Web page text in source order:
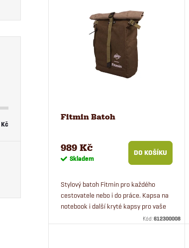
Kč
u
Fitmin Batoh
989 Kč
Skladem
DO KOŠÍKU
Stylový batoh Fitmin pro každého
cestovatele nebo i do práce. Kapsa na
notebook i další kryté kapsy pro vaše
Kód:612300008